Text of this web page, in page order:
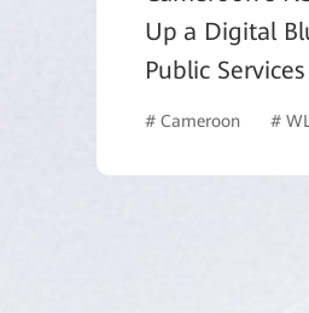
Up a Digital
Public Services
# Cameroon #